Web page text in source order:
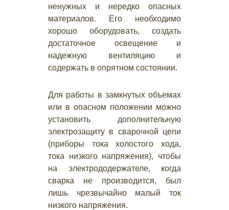
ненужных и нередко опасных
материалов. Его необходимо
хорошо оборудовать, создать
достаточное освещение и
надежную вентиляцию и
содержать в опрятном состоянии.
Для работы в замкнутых объемах
или в опасном положении можно
установить дополнительную
электрозащиту в сварочной цепи
(приборы тока холостого хода,
тока низкого напряжения), чтобы
на электрододержателе, когда
сварка не производится, был
лишь чрезвычайно малый ток
низкого напряжения.